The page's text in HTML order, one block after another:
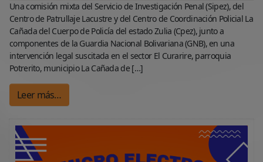
Una comisión mixta del Servicio de Investigación Penal (Sipez), del
Centro de Patrullaje Lacustre y del Centro de Coordinación Policial La
Cañada del Cuerpo de Policía del estado Zulia (Cpez), junto a
componentes de la Guardia Nacional Bolivariana (GNB), en una
intervención legal suscitada en el sector El Curarire, parroquia
Potrerito, municipio La Cañada de […]
Leer más…